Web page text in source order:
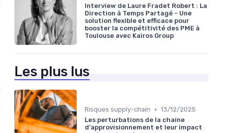
Interview de Laure Fradet Robert : La
Direction à Temps Partagé - Une
solution flexible et efficace pour
booster la compétitivité des PME à
Toulouse avec Kairos Group
Les plus lus
Risques supply-chain • 13/12/2025
Les perturbations de la chaîne
d'approvisionnement et leur impact